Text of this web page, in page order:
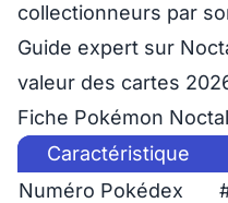
collectionneurs par
Guide expert sur
valeur des cartes
Fiche Pokémon
Caractéristique
Numéro Pokédex